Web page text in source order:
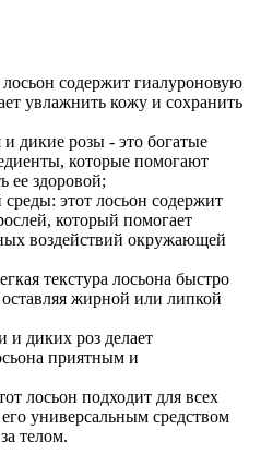
содержит гиалуроновую
увлажнить кожу и сохранить
дикие розы - это богатые
которые помогают
ее здоровой;
этот лосьон содержит
который помогает
воздействий окружающей
текстура лосьона быстро
жирной или липкой
и диких роз делает
приятным и
лосьон подходит для всех
универсальным средством
телом.